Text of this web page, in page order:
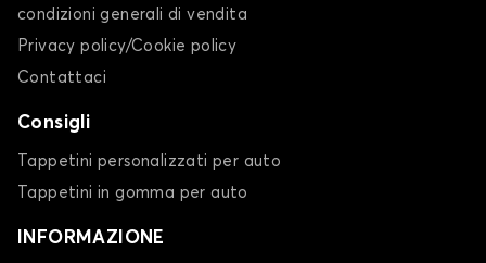
condizioni generali di vendita
Privacy policy/Cookie policy
Contattaci
Consigli
Tappetini personalizzati per auto
Tappetini in gomma per auto
INFORMAZIONE